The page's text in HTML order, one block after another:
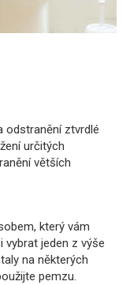
odstranění ztvrdlé
určitých
větších
který vám
vybrat jeden z výše
na některých
pemzu.